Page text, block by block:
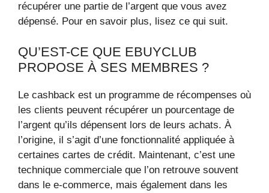
récupérer une partie de l’argent que vous avez
dépensé. Pour en savoir plus, lisez ce qui suit.
QU’EST-CE QUE EBUYCLUB
PROPOSE À SES MEMBRES ?
Le cashback est un programme de récompenses où
les clients peuvent récupérer un pourcentage de
l’argent qu’ils dépensent lors de leurs achats. À
l’origine, il s’agit d’une fonctionnalité appliquée à
certaines cartes de crédit. Maintenant, c’est une
technique commerciale que l’on retrouve souvent
dans le e-commerce, mais également dans les